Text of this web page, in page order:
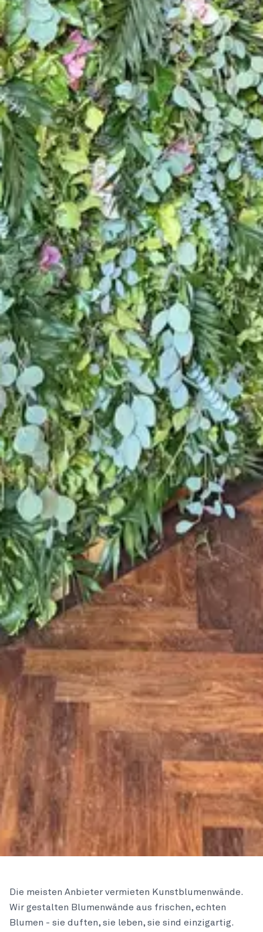
Die meisten Anbieter vermieten Kunstblumenwände.
Wir gestalten Blumenwände aus frischen, echten
Blumen - sie duften, sie leben, sie sind einzigartig.